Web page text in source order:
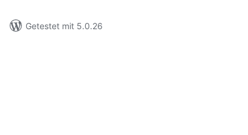
Getestet mit 5.0.26